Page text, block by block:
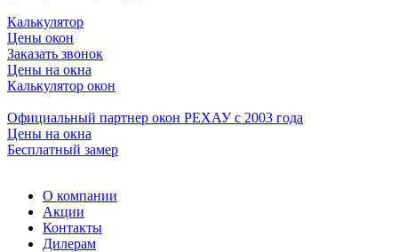
Калькулятор
Цены окон
Заказать звонок
Цены на окна
Калькулятор окон
Официальный партнер окон РЕХАУ с 2003 года
Цены на окна
Бесплатный замер
О компании
Акции
Контакты
Дилерам